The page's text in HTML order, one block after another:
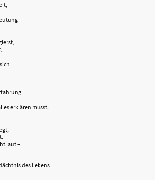
erklären musst.
laut –
des Lebens